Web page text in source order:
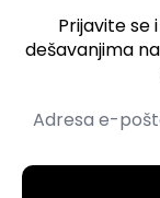
Oglašavanje
Kontakt
Spotify
Prijavite se
dešavanjima